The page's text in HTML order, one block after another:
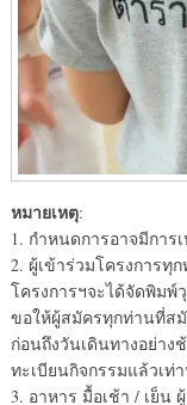
หมายเหตุ:
1. กำหนดการอาจมีกา
2. ผู้เข้าร่วมโครงการทุ
โครงการฯจะได้จัดพิม
ขอให้ผู้สมัครทุกท่านที่ส
ก่อนถึงวันเดินทางอย่า
ทะเบียนกิจกรรมแล้วเท่
3. อาหาร มื้อเช้า / เย็น